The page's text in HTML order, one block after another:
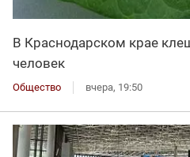
В Краснодарском крае
человек
Общество вчера, 19:50